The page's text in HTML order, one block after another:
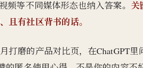
频等不同媒体形态也纳入答案。 关
且有社区背书的话。
磨的产品对比页，在ChatGPT里